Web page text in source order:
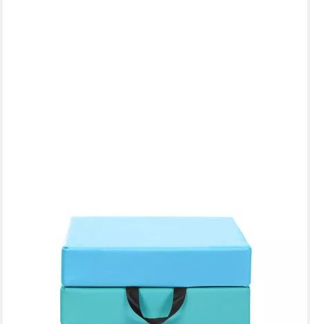
Bodenkissen 6er Set Kinder Sitzkissen, mit Griff &
Reißverschluss
lieferbar - in 3-4 Werktagen bei dir